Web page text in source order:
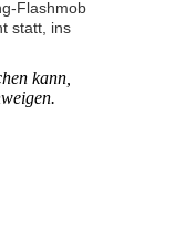
Flashmob
statt, ins
kann,